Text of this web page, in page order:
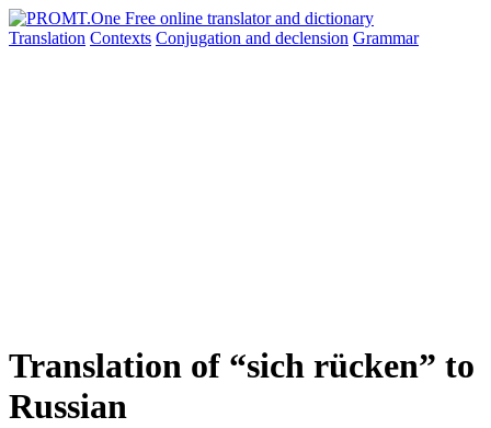
Translation Contexts Conjugation and declension Grammar
Translation of “sich rücken” to
Russian